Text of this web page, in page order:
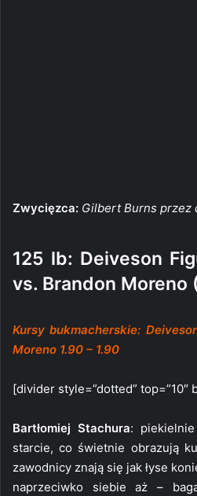
Zwycięzca: Gilbert Burns przez
125 lb: Deiveson
vs. Brandon Moreno
Kursy bukmacherskie:
Moreno 1.90 – 1.90
[divider style=”dotted” top=”10″
Bartłomiej Stachura:
starcie, co świetnie obrazują
zawodnicy znają się jak łyse
naprzeciwko siebie aż –